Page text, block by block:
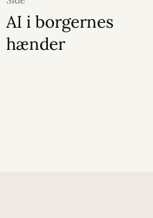
AI i borgernes
hænder